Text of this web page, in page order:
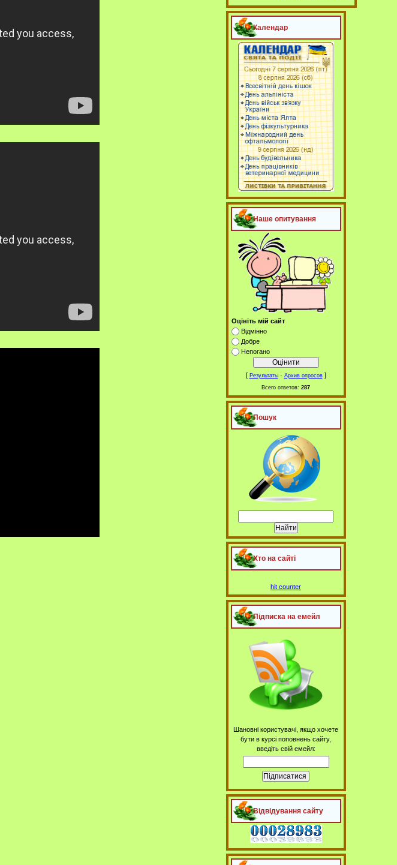
Календар
Наше опитування
Оцініть мій сайт
Відмінно
Добре
Непогано
[ Результаты· Архив опросов]
Всего ответов: 287
Пошук
Хто на сайті
hit counter
Підписка на емейл
Шановні користувачі, якщо хочете
бути в курсі поповнень сайту,
введіть свій емейл:
Відвідування сайту